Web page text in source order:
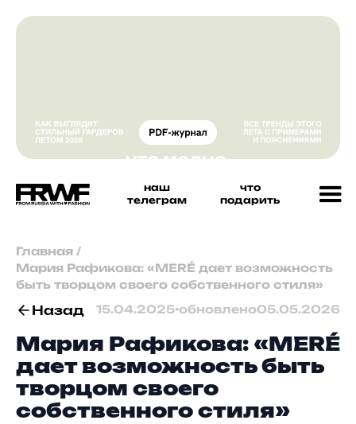
наш
телеграм
что
подарить
Главная /
Мария Рафикова: «MERÉ дает возможность
быть творцом своего собственного стиля»
Назад 15.04.2025•обновлено05.05.2026
Мария Рафикова: «MERÉ
дает возможность быть
творцом своего
собственного стиля»